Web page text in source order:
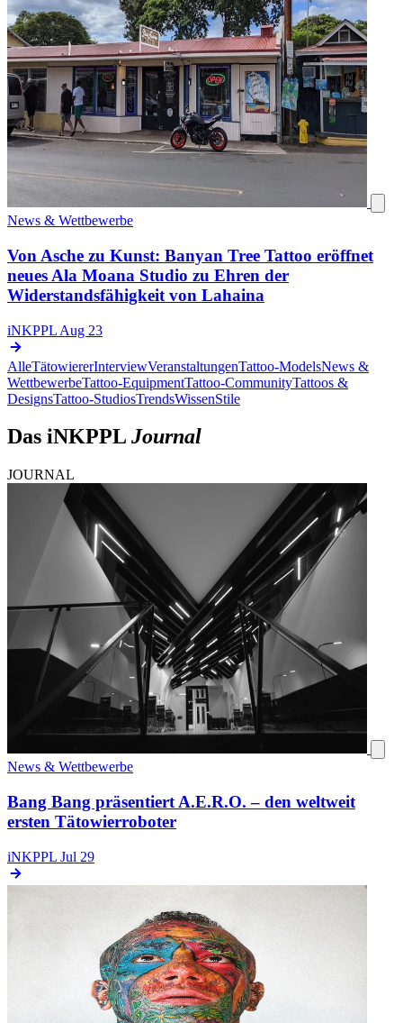
News & Wettbewerbe
Von Asche zu Kunst: Banyan Tree Tattoo eröffnet
neues Ala Moana Studio zu Ehren der
Widerstandsfähigkeit von Lahaina
iNKPPL Aug 23
AlleTätowiererInterviewVeranstaltungenTattoo-ModelsNews &
WettbewerbeTattoo-EquipmentTattoo-CommunityTattoos &
DesignsTattoo-StudiosTrendsWissenStile
Das iNKPPL Journal
JOURNAL
News & Wettbewerbe
Bang Bang präsentiert A.E.R.O. – den weltweit
ersten Tätowierroboter
iNKPPL Jul 29